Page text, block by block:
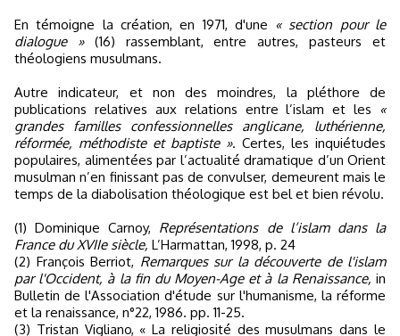
En témoigne la création, en 1971, d'une « section pour le
dialogue »(16) rassemblant, entre autres, pasteurs et
théologiens musulmans.
Autre indicateur, et non des moindres, la pléthore de
publications relatives aux relations entre l’islam et les
«
grandes familles confessionnelles anglicane, luthérienne,
réformée, méthodiste et baptiste ». Certes, les inquiétudes
populaires, alimentées par l’actualité dramatique d’un Orient
musulman n’en finissant pas de convulser, demeurent mais le
temps de la diabolisation théologique est bel et bien révolu.
(1) Dominique Carnoy, Représentations de l’islam dans la
France du XVIIe siècle, L’Harmattan, 1998, p. 24
(2) François Berriot, Remarques sur la découverte de l'islam
par l'Occident, à la fin du Moyen-Age et à la Renaissance, in
Bulletin de l'Association d'étude sur l'humanisme, la réforme
et la renaissance, n°22, 1986. pp. 11-25.
(3) Tristan Vigliano, « La religiosité des musulmans dans le